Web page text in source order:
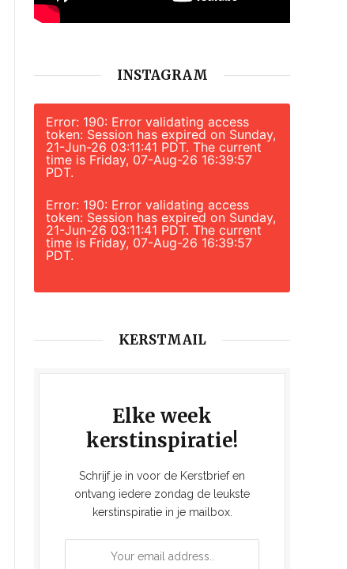
INSTAGRAM
Error: 190: Error validating access
token: Session has expired on Sunday,
21-Jun-26 03:11:41 PDT. The current
time is Friday, 07-Aug-26 16:39:57
PDT.
Error: 190: Error validating access
token: Session has expired on Sunday,
21-Jun-26 03:11:41 PDT. The current
time is Friday, 07-Aug-26 16:39:57
PDT.
KERSTMAIL
Elke week
kerstinspiratie!
Schrijf je in voor de Kerstbrief en
ontvang iedere zondag de leukste
kerstinspiratie in je mailbox.